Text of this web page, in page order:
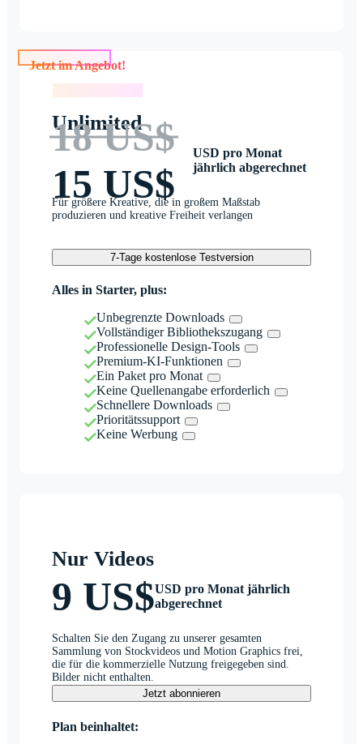
Jetzt im Angebot!
Unlimited
18 US$
15 US$
USD pro Monat
jährlich abgerechnet
Für größere Kreative, die in großem Maßstab
produzieren und kreative Freiheit verlangen
7-Tage kostenlose Testversion
Alles in Starter, plus:
Unbegrenzte Downloads
Vollständiger Bibliothekszugang
Professionelle Design-Tools
Premium-KI-Funktionen
Ein Paket pro Monat
Keine Quellenangabe erforderlich
Schnellere Downloads
Prioritätssupport
Keine Werbung
Nur Videos
9 US$USD pro Monat jährlich
abgerechnet
Schalten Sie den Zugang zu unserer gesamten
Sammlung von Stockvideos und Motion Graphics frei,
die für die kommerzielle Nutzung freigegeben sind.
Bilder nicht enthalten.
Jetzt abonnieren
Plan beinhaltet: